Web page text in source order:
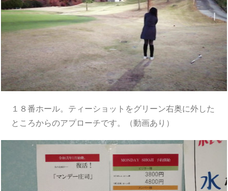
１８番ホール。ティーショットをグリーン右奥に外した
ところからのアプローチです。（動画あり）